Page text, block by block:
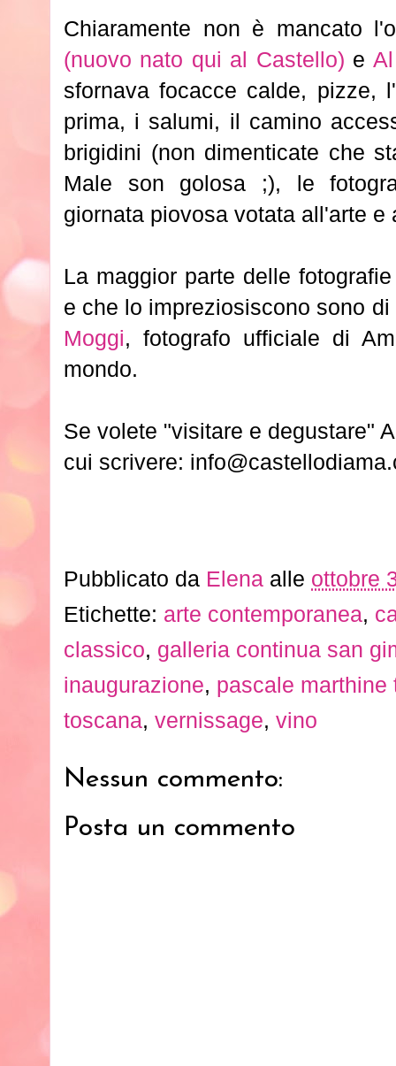
Chiaramente non è mancato
(nuovo nato qui al Castello) e
sfornava focacce calde, pizze,
prima, i salumi, il camino
brigidini (non dimenticate che
Male son golosa ;), le
giornata piovosa votata all'arte e
La maggior parte delle
e che lo impreziosiscono sono
Moggi, fotografo ufficiale di
mondo.
Se volete "visitare e degustare"
cui scrivere:
Pubblicato da Elena alle ottobre
Etichette: arte contemporanea,
classico, galleria continua san
inaugurazione, pascale marthine
toscana, vernissage, vino
Nessun commento:
Posta un commento